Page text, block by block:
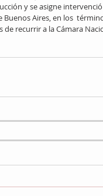
y se asigne
Buenos Aires, en los